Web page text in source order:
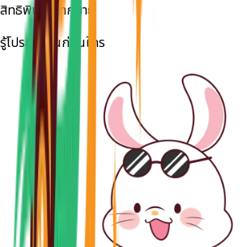
สิทธิพิเศษมากมาย
รู้โปรลดด่วนก่อนใคร